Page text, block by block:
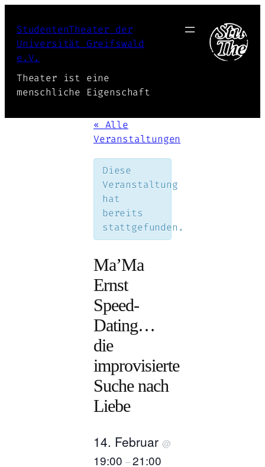
StudentenTheater der
Universität Greifswald
e.V.
Theater ist eine
menschliche Eigenschaft
« Alle
Veranstaltungen
Diese
Veranstaltung
hat
bereits
stattgefunden.
Ma’Ma
Ernst
Speed-
Dating…
die
improvisierte
Suche nach
Liebe
14. Februar @
19:00 –21:00